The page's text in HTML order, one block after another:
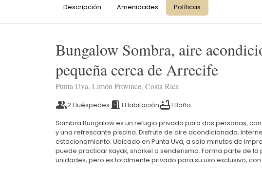
Descripción Amenidades Políticas
Bungalow Sombra, aire
pequeña cerca de Arrecife
Punta Uva, Limón Province, Costa Rica
2 Huéspedes 1 Habitación 1 Baño
Sombra Bungalow es un refugio privado para dos personas,
y una refrescante piscina. Disfrute de aire acondicionado,
estacionamiento. Ubicado en Punta Uva, a solo minutos de
puede practicar kayak, snorkel o senderismo. Forma parte de
unidades, pero es totalmente privado para su uso exclusivo,